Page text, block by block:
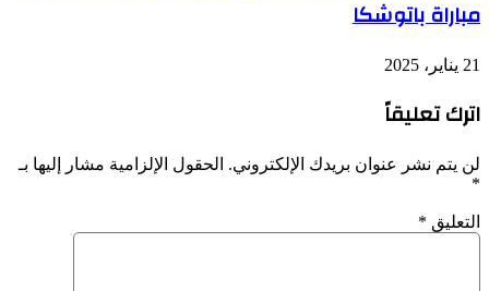
مباراة باتوشكا
21 يناير، 2025
اترك تعليقاً
لن يتم نشر عنوان بريدك الإلكتروني. الحقول الإلزامية مشار إليها بـ
*
التعليق *